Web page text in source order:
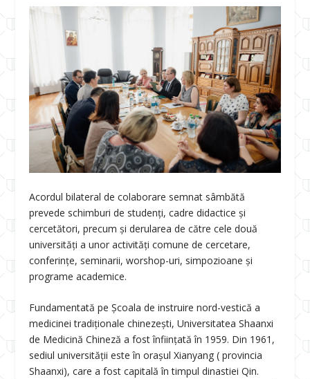
Acordul bilateral de colaborare semnat sâmbătă
prevede schimburi de studenți, cadre didactice și
cercetători, precum și derularea de către cele două
universități a unor activități comune de cercetare,
conferințe, seminarii, worshop-uri, simpozioane și
programe academice.
Fundamentată pe Școala de instruire nord-vestică a
medicinei tradiționale chinezești, Universitatea Shaanxi
de Medicină Chineză a fost înființată în 1959. Din 1961,
sediul universității este în orașul Xianyang ( provincia
Shaanxi), care a fost capitală în timpul dinastiei Qin.